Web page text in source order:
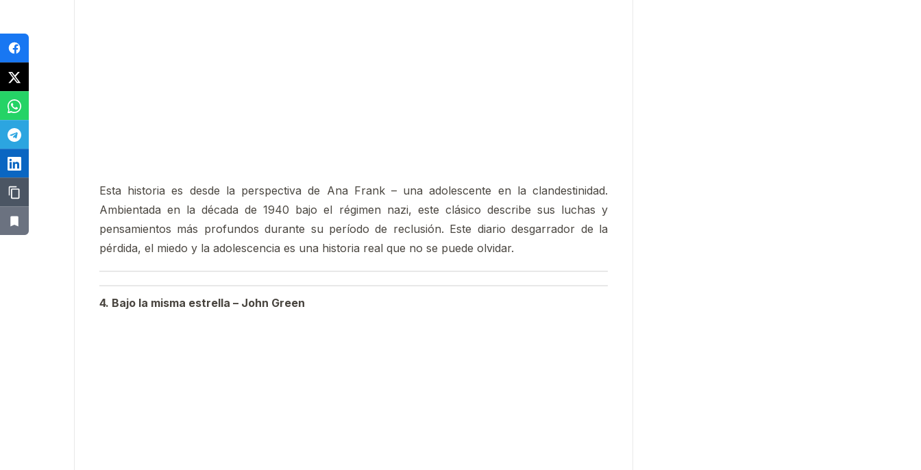
Esta historia es desde la perspectiva de Ana Frank – una adolescente en la clandestinidad.
Ambientada en la década de 1940 bajo el régimen nazi, este clásico describe sus luchas y
pensamientos más profundos durante su período de reclusión. Este diario desgarrador de la
pérdida, el miedo y la adolescencia es una historia real que no se puede olvidar.
4. Bajo la misma estrella – John Green